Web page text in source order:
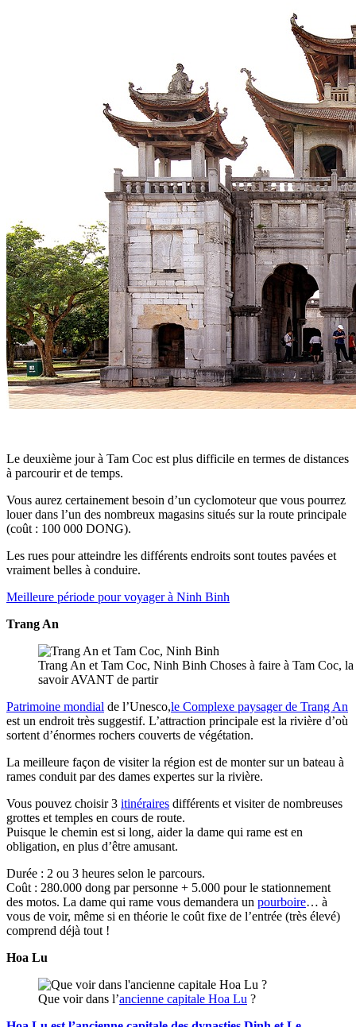
Le deuxième jour à Tam Coc est plus difficile en termes de distances
à parcourir et de temps.
Vous aurez certainement besoin d’un cyclomoteur que vous pourrez
louer dans l’un des nombreux magasins situés sur la route principale
(coût : 100 000 DONG).
Les rues pour atteindre les différents endroits sont toutes pavées et
vraiment belles à conduire.
Meilleure période pour voyager à Ninh Binh
Trang An
Trang An et Tam Coc, Ninh Binh Choses à faire à Tam Coc,
savoir AVANT de partir
Patrimoine mondial de l’Unesco,le Complexe paysager de Trang An
est un endroit très suggestif. L’attraction principale est la rivière d’où
sortent d’énormes rochers couverts de végétation.
La meilleure façon de visiter la région est de monter sur un bateau à
rames conduit par des dames expertes sur la rivière.
Vous pouvez choisir 3 itinéraires différents et visiter de nombreuses
grottes et temples en cours de route.
Puisque le chemin est si long, aider la dame qui rame est en
obligation, en plus d’être amusant.
Durée : 2 ou 3 heures selon le parcours.
Coût : 280.000 dong par personne + 5.000 pour le stationnement
des motos. La dame qui rame vous demandera un pourboire… à
vous de voir, même si en théorie le coût fixe de l’entrée (très élevé)
comprend déjà tout !
Hoa Lu
Que voir dans l’ancienne capitale Hoa Lu ?